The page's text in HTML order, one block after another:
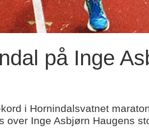
på Inge
i Hornindalsvatnet
over Inge Asbjørn Haugens